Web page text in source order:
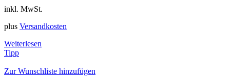
inkl. MwSt.
plus Versandkosten
Weiterlesen
Tipp
Zur Wunschliste hinzufügen